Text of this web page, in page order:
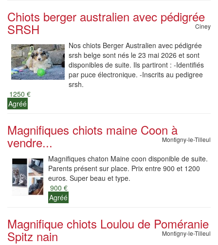
Chiots berger australien avec pédigrée
SRSH Ciney
Nos chiots Berger Australien avec pédigrée
srsh belge sont nés le 23 mai 2026 et sont
disponibles de suite. Ils partiront : -Identifiés
par puce électronique. -Inscrits au pedigree
srsh.
1250 €
Agréé
Magnifiques chiots maine Coon à
vendre... Montigny-le-Tilleul
Magnifiques chaton Maine coon disponible de suite.
Parents présent sur place. Prix entre 900 et 1200
euros. Super beau et type.
900 €
Agréé
Magnifique chiots Loulou de Poméranie
Spitz nain Montigny-le-Tilleul